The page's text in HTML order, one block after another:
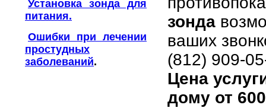
Установка зонда для
питания.
Ошибки при лечении
простудных
заболеваний.
зонда
ваших
(812) 909-
Цена
дому от